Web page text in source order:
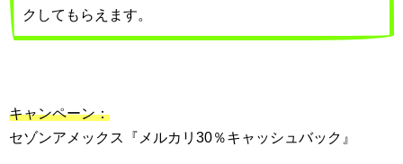
クしてもらえます。
キャンペーン：
セゾンアメックス『メルカリ30％キャッシュバック』